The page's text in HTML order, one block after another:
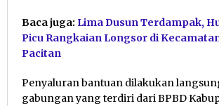
Baca juga: Lima Dusun Terdampak,
Picu Rangkaian Longsor di
Pacitan
Penyaluran bantuan dilakukan
gabungan yang terdiri dari BPBD